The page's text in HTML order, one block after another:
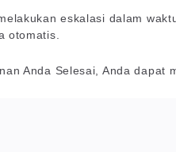
eskalasi dalam
otomatis.
Anda Selesai, Anda dapat